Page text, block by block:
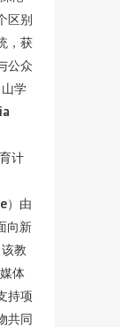
区别
，获
公众
学
计
）由
向新
教
体
持项
共同